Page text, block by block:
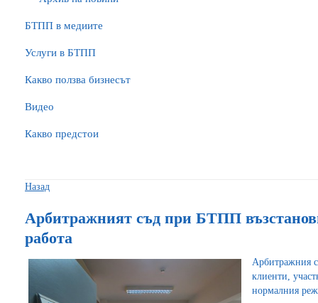
БTПП в медиите
Услуги в БТПП
Какво ползва бизнесът
Видео
Какво предстои
Назад
Арбитражният съд при БТПП
работа
Арбитражния
клиенти,
нормалния